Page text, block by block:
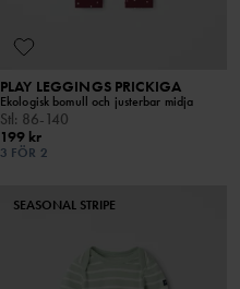
PLAY LEGGINGS PRICKIGA
Ekologisk bomull och justerbar midja
Stl: 86-140
199 kr
3 FÖR 2
SEASONAL STRIPE